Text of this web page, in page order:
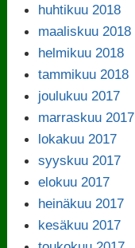
huhtikuu 2018
maaliskuu 2018
helmikuu 2018
tammikuu 2018
joulukuu 2017
marraskuu 2017
lokakuu 2017
syyskuu 2017
elokuu 2017
heinäkuu 2017
kesäkuu 2017